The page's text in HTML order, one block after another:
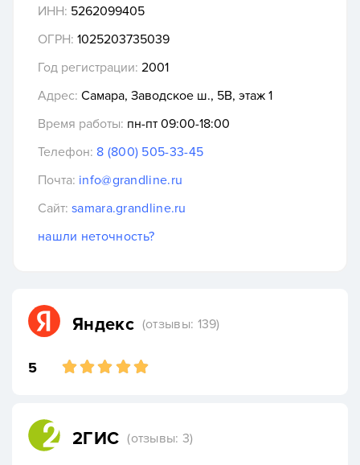
ИНН: 5262099405
ОГРН: 1025203735039
Год регистрации: 2001
Адрес: Самара, Заводское ш., 5В, этаж 1
Время работы: пн-пт 09:00-18:00
Телефон: 8 (800) 505-33-45
Почта: info@grandline.ru
Сайт: samara.grandline.ru
нашли неточность?
Яндекс (отзывы: 139)
5
2ГИС (отзывы: 3)